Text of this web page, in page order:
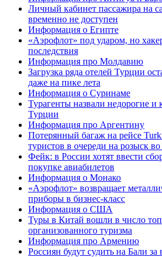
Личный кабинет пассажира на
временно не доступен
Информация о Египте
«Аэрофлот» под ударом, но
последствия
Информация про Молдавию
Загрузка ряда отелей Турции
даже на пике лета
Информация о Суринаме
Турагенты назвали недорогие и
Турции
Информация про Аргентину
Потерянный багаж на рейсе
туристов в очереди на розыск
Фейк: в России хотят ввести
покупке авиабилетов
Информация о Монако
«Аэрофлот» возвращает
приборы в бизнес-класс
Информация о США
Туры в Китай вошли в число
организованного туризма
Информация про Армению
Россиян будут судить на Бали за